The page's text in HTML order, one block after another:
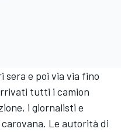
sera e poi via via fino
tutti i camion
i giornalisti e
Le autorità di